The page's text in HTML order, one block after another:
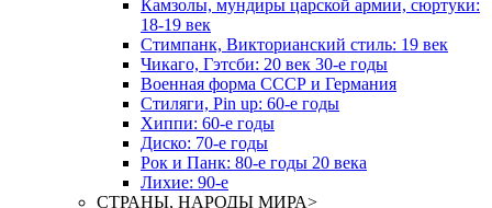
Камзолы, мундиры царской армии, сюртуки:
18-19 век
Стимпанк, Викторианский стиль: 19 век
Чикаго, Гэтсби: 20 век 30-е годы
Военная форма СССР и Германия
Стиляги, Pin up: 60-е годы
Хиппи: 60-е годы
Диско: 70-е годы
Рок и Панк: 80-е годы 20 века
Лихие: 90-е
СТРАНЫ, НАРОДЫ МИРА>